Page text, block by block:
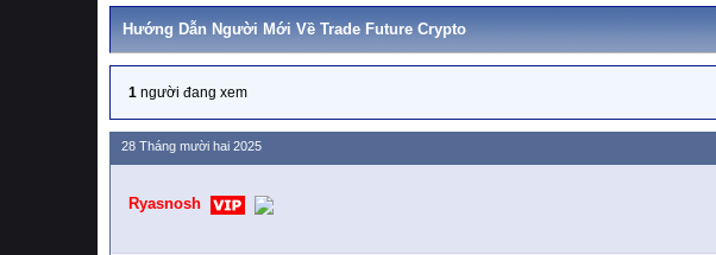
Hướng Dẫn Người Mới Về Trade Future Crypto
1 người đang xem
28 Tháng mười hai 2025
Ryasnosh